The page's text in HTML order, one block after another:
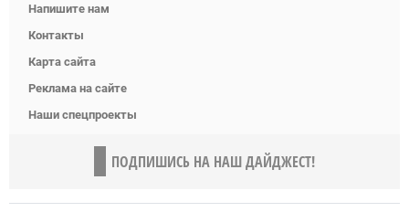
Напишите нам
Контакты
Карта сайта
Реклама на сайте
Наши спецпроекты
ПОДПИШИСЬ НА НАШ ДАЙДЖЕСТ!